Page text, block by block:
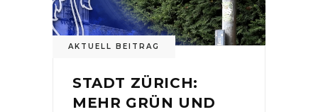
AKTUELL BEITRAG
STADT ZÜRICH:
MEHR GRÜN UND